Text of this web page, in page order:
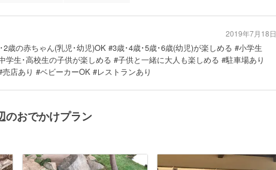
2歳の赤ちゃん(乳児･幼児)OK #3歳･4歳･5歳･6歳(幼児)が楽しめる #小学生
学生･高校生の子供が楽しめる #子供と一緒に大人も楽しめる #駐車場あり
店あり #ベビーカーOK #レストランあり
2019年7月18日
のおでかけプラン